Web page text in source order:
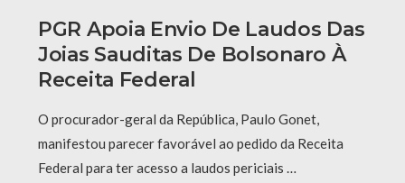
PGR Apoia Envio De Laudos Das
Joias Sauditas De Bolsonaro À
Receita Federal
O procurador-geral da República, Paulo Gonet,
manifestou parecer favorável ao pedido da Receita
Federal para ter acesso a laudos periciais …